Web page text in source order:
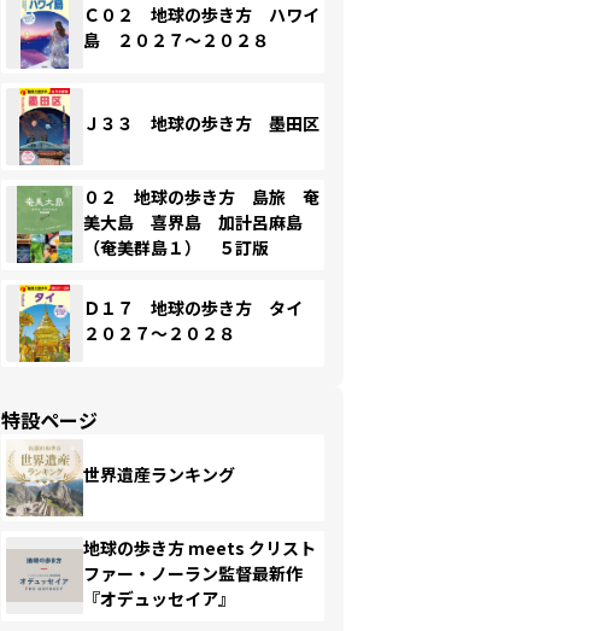
Ｃ０２ 地球の歩き方 ハワイ
島 ２０２７～２０２８
Ｊ３３ 地球の歩き方 墨田区
０２ 地球の歩き方 島旅 奄
美大島 喜界島 加計呂麻島
（奄美群島１） ５訂版
Ｄ１７ 地球の歩き方 タイ
２０２７～２０２８
特設ページ
世界遺産ランキング
地球の歩き方 meets クリスト
ファー・ノーラン監督最新作
『オデュッセイア』